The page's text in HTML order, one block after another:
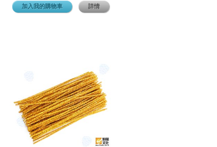
加入我的購物車 詳情